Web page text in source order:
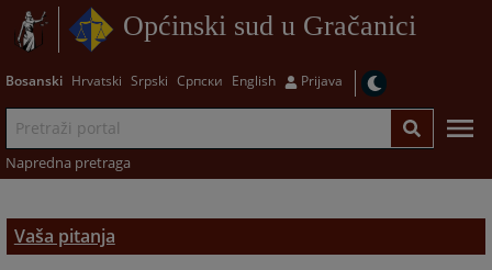
Općinski sud u Gračanici
Bosanski Hrvatski Srpski Српски English Prijava
Napredna pretraga
Vaša pitanja